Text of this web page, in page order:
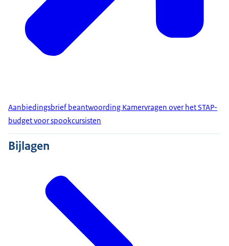
Aanbiedingsbrief beantwoording Kamervragen over het STAP-
budget voor spookcursisten
Bijlagen